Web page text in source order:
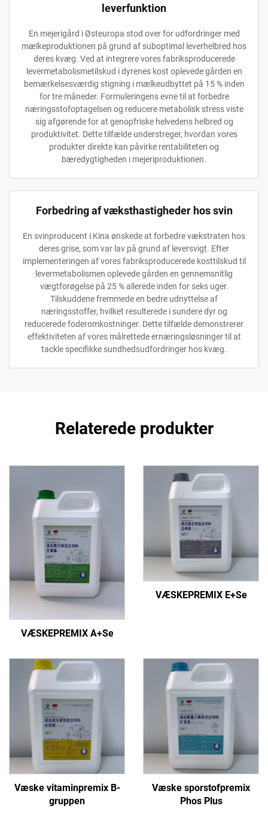
leverfunktion
En mejerigård i Østeuropa stod over for udfordringer med
mælkeproduktionen på grund af suboptimal leverhelbred hos
deres kvæg. Ved at integrere vores fabriksproducerede
levermetabolismetilskud i dyrenes kost oplevede gården en
bemærkelsesværdig stigning i mælkeudbyttet på 15 % inden
for tre måneder. Formuleringens evne til at forbedre
næringsstofoptagelsen og reducere metabolisk stress viste
sig afgørende for at genopfriske helvedens helbred og
produktivitet. Dette tilfælde understreger, hvordan vores
produkter direkte kan påvirke rentabiliteten og
bæredygtigheden i mejeriproduktionen.
Forbedring af væksthastigheder hos svin
En svinproducent i Kina ønskede at forbedre vækstraten hos
deres grise, som var lav på grund af leversvigt. Efter
implementeringen af vores fabriksproducerede kosttilskud til
levermetabolismen oplevede gården en gennemsnitlig
vægtforøgelse på 25 % allerede inden for seks uger.
Tilskuddene fremmede en bedre udnyttelse af
næringsstoffer, hvilket resulterede i sundere dyr og
reducerede foderomkostninger. Dette tilfælde demonstrerer
effektiviteten af vores målrettede ernæringsløsninger til at
tackle specifikke sundhedsudfordringer hos kvæg.
Relaterede produkter
VÆSKEPREMIX A+Se
VÆSKEPREMIX E+Se
Væske vitaminpremix B-
gruppen
Væske sporstofpremix
Phos Plus